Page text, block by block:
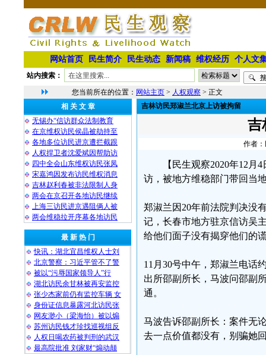
网站首页 民生简介 民生动态 新闻稿 维权经历 个人文
站内搜索：
您当前所在的位置： 网站主页 > 人权观察 > 正文
相 关 文 章
无锡办“信访群众法制教育
在京维权访民侯晶被劫持至
各地多位访民进京遭拦截跟
人权捍卫者沈爱斌因帮助访
四中全会山东维权访民张凤
宋嘉鸿因发布访民维权消息
吉林赵利春被非法限制人身
两会在京召开各地访民继续
上海三访民进京遇阻俩人被
两会维稳拉开序幕各地访民
最 新 热 门
快讯：湖北宜昌维权人士刘
北京警察：习近平管不了警
被以“污辱国家领导人”行
湖北访民余甘林被再安监控
张少杰家前仍有监控车辆 女
身份证信息暴露河北访民张
网友渺小（梁海怡）被以煽
苏州访民钱才珍找巡视组反
人权日喝农药被判刑的武汉
最高院批准 刘家财“煽动颠
吉林访民郑淑兰北京上访被拘留
吉
作者：
【民生观察2020年12
访，被地方维稳部门带回当
郑淑兰因20年前法院判决没
记，长春市地方驻京信访吴
给他们面子没有揭穿他们的
11月30号中午，郑淑兰电话
出所邵副所长，马波问邵副
通。
马波告诉邵副所长：案件无
去一点价值都没有，别骗她